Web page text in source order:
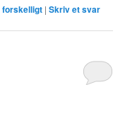
forskelligt |Skriv et svar